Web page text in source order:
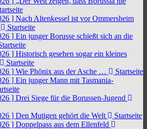
] Nach Altenkessel ist vor Ommersheim
Startseite
] Ein junger Borusse schießt sich an die
] Historisch gesehen sogar ein kleines
Startseite
] Wie Phönix aus der Asche …
Startseite
] Ein junger Mann mit Tasmania-
] Drei Siege für die Borussen-Jugend
] Den Mutigen gehört die Welt
Startseite
] Doppelpass aus dem Ellenfeld